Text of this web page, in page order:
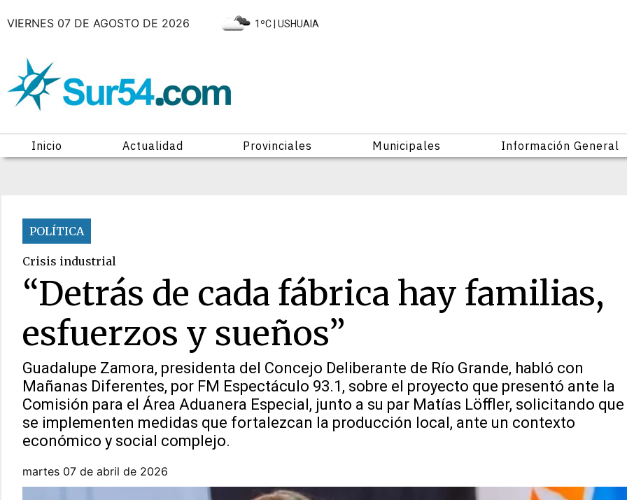
VIERNES 07 DE AGOSTO DE 2026 1ºC | USHUAIA
Inicio Actualidad Provinciales Municipales Información General
POLÍTICA
Crisis industrial
“Detrás de cada fábrica hay familias,
esfuerzos y sueños”
Guadalupe Zamora, presidenta del Concejo Deliberante de Río Grande, habló con
Mañanas Diferentes, por FM Espectáculo 93.1, sobre el proyecto que presentó ante la
Comisión para el Área Aduanera Especial, junto a su par Matías Löffler, solicitando que
se implementen medidas que fortalezcan la producción local, ante un contexto
económico y social complejo.
martes 07 de abril de 2026